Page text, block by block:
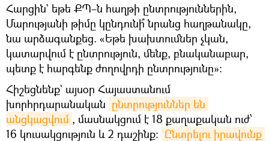
Հարցին` եթե ՔՊ–ն հաղթի ընտրություններին,
Մարությանի թիմը կընդունի՞ նրանց հաղթանակը,
նա արձագանքեց. «Եթե խախտումներ չկան,
կատարվում է ընտրություն, մենք, բնականաբար,
պետք է հարգենք ժողովրդի ընտրությունը»։
Հիշեցնենք` այսօր Հայաստանում
խորհրդարանական ընտրություններ են
անցկացվում , մասնակցում է 18 քաղաքական ուժ՝
16 կուսակցություն և 2 դաշինք: Ընտրելու իրավունք